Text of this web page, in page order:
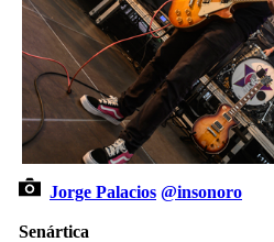
Jorge Palacios @insonoro
Senártica